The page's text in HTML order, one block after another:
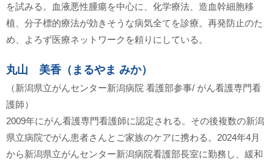
を試みる。血液悪性腫瘍を中心に、化学療法、造血幹細胞移
植、分子標的療法が効きそうな病気全てを診療。再発防止のた
め、よろず医療ネットワークを頼りにしている。
丸山 美香（まるやま みか）
（新潟県立がんセンター新潟病院 看護部参事/ がん看護専門看
護師）
2009年にがん看護専門看護師に認定される。その後複数の新潟
県立病院でがん患者さんとご家族のケアに携わる。2024年4月
から新潟県立がんセンター新潟病院看護部長室に勤務し、緩和